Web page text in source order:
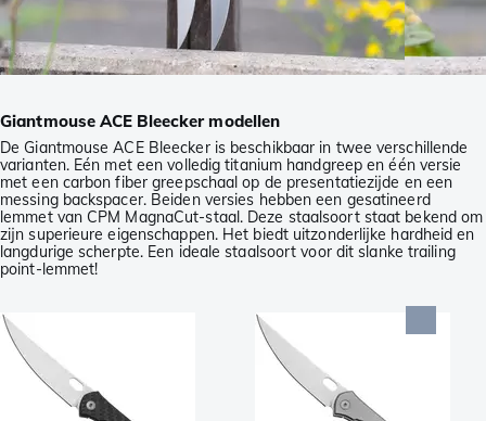
Giantmouse ACE Bleecker modellen
De Giantmouse ACE Bleecker is beschikbaar in twee verschillende
varianten. Eén met een volledig titanium handgreep en één versie
met een carbon fiber greepschaal op de presentatiezijde en een
messing backspacer. Beiden versies hebben een gesatineerd
lemmet van CPM MagnaCut-staal. Deze staalsoort staat bekend om
zijn superieure eigenschappen. Het biedt uitzonderlijke hardheid en
langdurige scherpte. Een ideale staalsoort voor dit slanke trailing
point-lemmet!